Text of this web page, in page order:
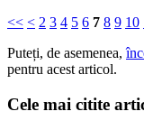
<< < 2 3 4 5 6 7 8 9 10
Puteți, de asemenea,
pentru acest articol.
Cele mai citite